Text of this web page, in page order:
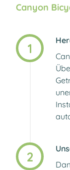
Canyon
1
2